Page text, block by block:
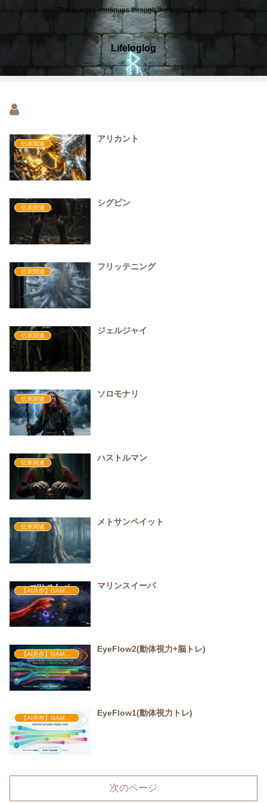
The journey continues through the digital fog.
Lifeloglog
伝承関連
アリカント
伝承関連
シグピン
伝承関連
フリッテニング
伝承関連
ジェルジャイ
伝承関連
ソロモナリ
伝承関連
ハストルマン
伝承関連
メトサンペイット
マリンスイーパ
【AI共作】GAME・HTML・STORY
EyeFlow2(動体視力+脳トレ)
EyeFlow1(動体視力トレ)
次のページ